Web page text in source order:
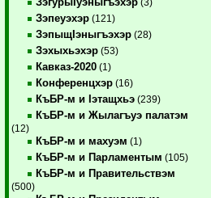
(3)
Зэпеуэхэр (121)
ЗэпыщIэныгъэхэр (28)
Зэхыхьэхэр (53)
Кавказ-2020 (1)
Конференцхэр (16)
КъБР-м и Iэтащхьэ (239)
КъБР-м и Жылагъуэ палатэм
(12)
КъБР-м и махуэм (1)
КъБР-м и Парламентым (105)
КъБР-м и Правительствэм
(500)